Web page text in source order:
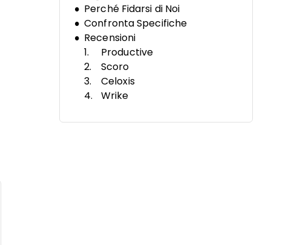
Perché Fidarsi di Noi
Confronta Specifiche
Recensioni
Productive
Scoro
Celoxis
Wrike
Zoho Projects